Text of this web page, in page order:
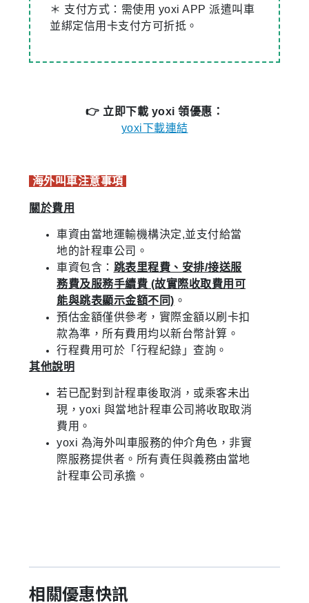
＊ 支付方式：需使用 yoxi APP 派遣叫車
並綁定信用卡支付方可折抵。
👉 立即下載 yoxi 領優惠：
yoxi下載連結
海外叫車注意事項
關於費用
車資由當地運輸機構決定,並支付給當
地的計程車公司。
車資包含： 跳表里程費、安排/接送服
務費及服務手續費 (故實際收取費用可
能與跳表顯示金額不同) 。
預估金額僅供參考，實際金額以刷卡扣
款為準，所有費用均以新台幣計算。
行程費用可於「行程紀錄」查詢。
其他說明
若已配對到計程車後取消，或乘客未出
現，yoxi 與當地計程車公司將收取取消
費用。
yoxi 為海外叫車服務的仲介角色，非實
際服務提供者。所有責任與義務由當地
計程車公司承擔。
相關優惠快訊